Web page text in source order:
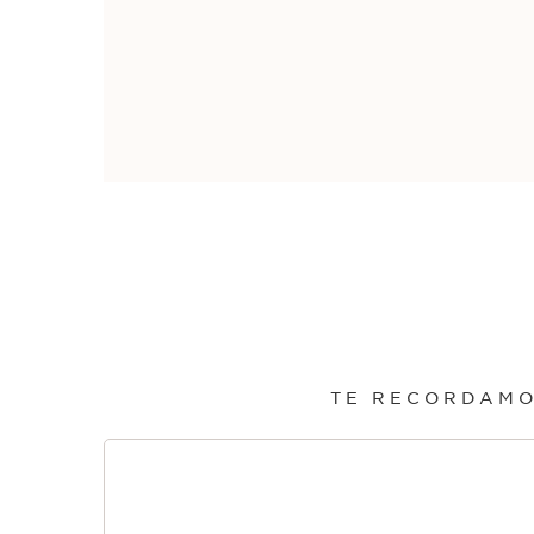
TE
*Tu compra debe ser